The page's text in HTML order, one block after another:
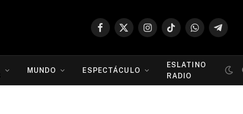
Facebook
X
InstagramTikTokWhatsApp
MUNDO ESPECTÁCULO
ESLATINO
RADIO